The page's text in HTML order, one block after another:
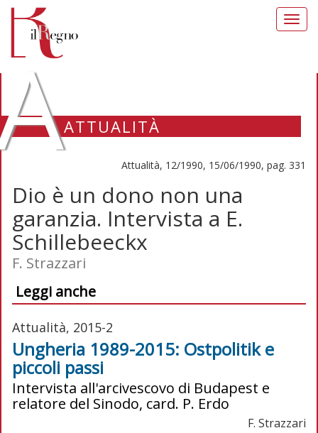
ATTUALITÀ
Attualità, 12/1990, 15/06/1990, pag. 331
Dio è un dono non una
garanzia. Intervista a E.
Schillebeeckx
F. Strazzari
Leggi anche
Attualità, 2015-2
Ungheria 1989-2015: Ostpolitik e
piccoli passi
Intervista all'arcivescovo di Budapest e
relatore del Sinodo, card. P. Erdo
F. Strazzari